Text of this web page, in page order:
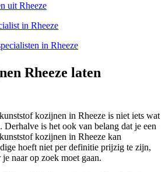
uit Rheeze
in Rheeze
in Rheeze
Rheeze laten
kozijnen in Rheeze is niet iets wat
Derhalve is het ook van belang dat je een
kozijnen in Rheeze kan
hoeft niet per definitie prijzig te zijn,
naar op zoek moet gaan.